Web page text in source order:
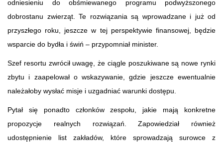
odniesieniu do obśmiewanego programu podwyższonego
dobrostanu zwierząt. Te rozwiązania są wprowadzane i już od
przyszłego roku, jeszcze w tej perspektywie finansowej, będzie
wsparcie do bydła i świń – przypomniał minister.
Szef resortu zwrócił uwagę, że ciągle poszukiwane są nowe rynki
zbytu i zaapelował o wskazywanie, gdzie jeszcze ewentualnie
należałoby wysłać misje i uzgadniać warunki dostępu.
Pytał się ponadto członków zespołu, jakie mają konkretne
propozycje realnych rozwiązań. Zapowiedział również
udostępnienie list zakładów, które sprowadzają surowce z